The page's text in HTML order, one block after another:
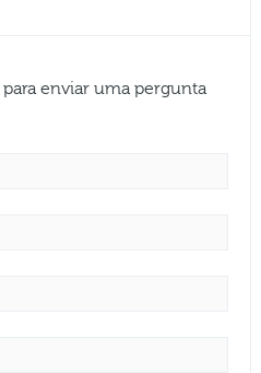
enviar uma pergunta